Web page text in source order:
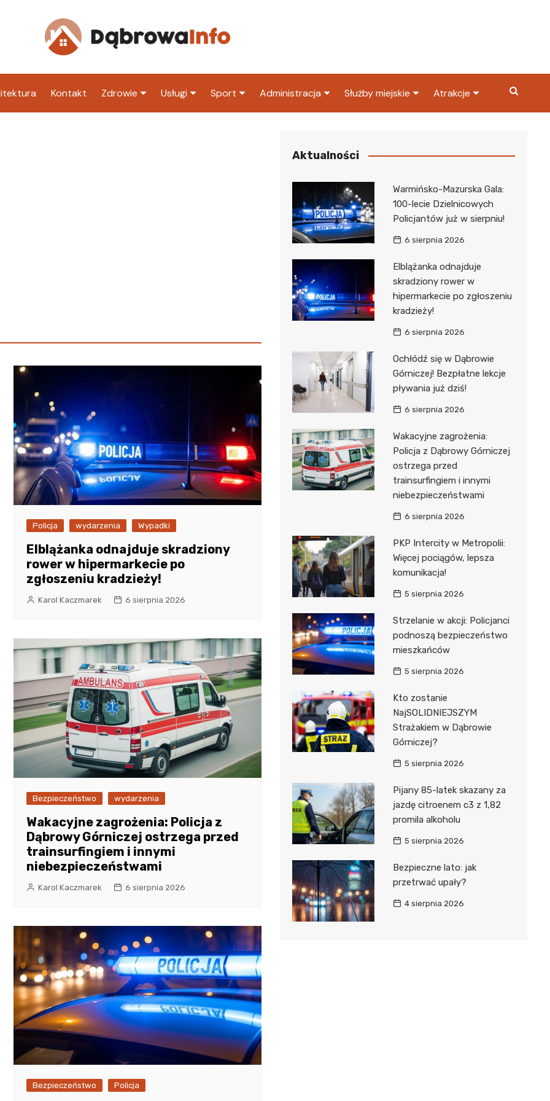
Kontakt Zdrowie Usługi Sport Administracja
Urząd Skarbowy
Służby miejskie
Policja
Atrakcje
Policja wydarzenia Wypadki
Elblążanka odnajduje skradziony
rower w hipermarkecie po
zgłoszeniu kradzieży!
Karol Kaczmarek 6 sierpnia 2026
Bezpieczeństwo wydarzenia
Wakacyjne zagrożenia: Policja z
Dąbrowy Górniczej ostrzega przed
trainsurfingiem i innymi
niebezpieczeństwami
Karol Kaczmarek 6 sierpnia 2026
Bezpieczeństwo Policja
Aktualności
Warmińsko-Mazurska Gala:
100-lecie Dzielnicowych
Policjantów już w sierpniu!
6 sierpnia 2026
Elblążanka odnajduje
skradziony rower w
hipermarkecie po zgłoszeniu
kradzieży!
6 sierpnia 2026
Ochłódź się w Dąbrowie
Górniczej! Bezpłatne lekcje
pływania już dziś!
6 sierpnia 2026
Wakacyjne zagrożenia:
Policja z Dąbrowy Górniczej
ostrzega przed
trainsurfingiem i innymi
niebezpieczeństwami
6 sierpnia 2026
PKP Intercity w Metropolii:
Więcej pociągów, lepsza
komunikacja!
5 sierpnia 2026
Strzelanie w akcji: Policjanci
podnoszą bezpieczeństwo
mieszkańców
5 sierpnia 2026
Kto zostanie
NajSOLIDNIEJSZYM
Strażakiem w Dąbrowie
Górniczej?
5 sierpnia 2026
Pijany 85-latek skazany za
jazdę citroenem c3 z 1,82
promila alkoholu
5 sierpnia 2026
Bezpieczne lato: jak
przetrwać upały?
4 sierpnia 2026